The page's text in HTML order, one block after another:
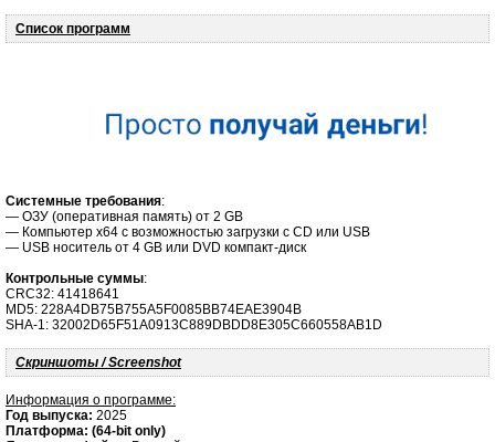
Cписок программ
Системные требования:
— ОЗУ (оперативная память) от 2 GB
— Компьютер x64 с возможностью загрузки с CD или USB
— USB носитель от 4 GB или DVD компакт-диск
Контрольные суммы:
CRC32: 41418641
MD5: 228A4DB75B755A5F0085BB74EAE3904B
SHA-1: 32002D65F51A0913C889DBDD8E305C660558AB1D
Скриншоты / Screenshot
Информация о программе:
Год выпуска: 2025
Платформа: (64-bit only)